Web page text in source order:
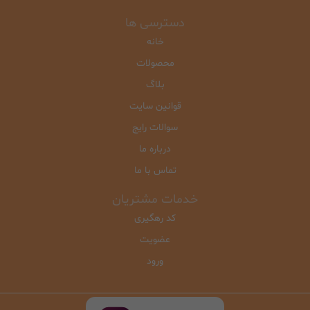
دسترسی ها
خانه
محصولات
بلاگ
قوانین سایت
سوالات رایج
درباره ما
تماس با ما
خدمات مشتریان
کد رهگیری
عضویت
ورود